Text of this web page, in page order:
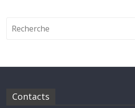
Contacts